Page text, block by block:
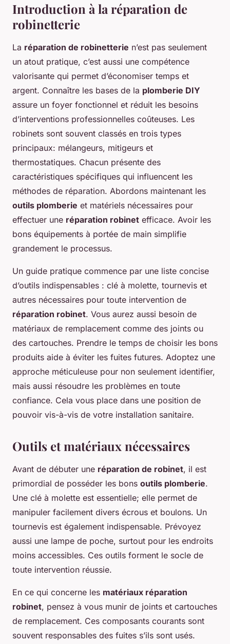
Introduction à la réparation de
robinetterie
La réparation de robinetterie n’est pas seulement
un atout pratique, c’est aussi une compétence
valorisante qui permet d’économiser temps et
argent. Connaître les bases de la plomberie DIY
assure un foyer fonctionnel et réduit les besoins
d’interventions professionnelles coûteuses. Les
robinets sont souvent classés en trois types
principaux: mélangeurs, mitigeurs et
thermostatiques. Chacun présente des
caractéristiques spécifiques qui influencent les
méthodes de réparation. Abordons maintenant les
outils plomberie et matériels nécessaires pour
effectuer une réparation robinet efficace. Avoir les
bons équipements à portée de main simplifie
grandement le processus.
Un guide pratique commence par une liste concise
d’outils indispensables : clé à molette, tournevis et
autres nécessaires pour toute intervention de
réparation robinet. Vous aurez aussi besoin de
matériaux de remplacement comme des joints ou
des cartouches. Prendre le temps de choisir les bons
produits aide à éviter les fuites futures. Adoptez une
approche méticuleuse pour non seulement identifier,
mais aussi résoudre les problèmes en toute
confiance. Cela vous place dans une position de
pouvoir vis-à-vis de votre installation sanitaire.
Outils et matériaux nécessaires
Avant de débuter une réparation de robinet, il est
primordial de posséder les bons outils plomberie.
Une clé à molette est essentielle; elle permet de
manipuler facilement divers écrous et boulons. Un
tournevis est également indispensable. Prévoyez
aussi une lampe de poche, surtout pour les endroits
moins accessibles. Ces outils forment le socle de
toute intervention réussie.
En ce qui concerne les matériaux réparation
robinet, pensez à vous munir de joints et cartouches
de remplacement. Ces composants courants sont
souvent responsables des fuites s’ils sont usés.